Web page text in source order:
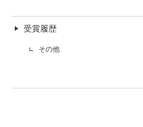
受賞履歴
その他